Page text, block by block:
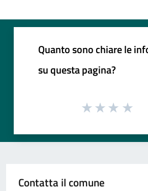
Quanto sono chiare le
su questa pagina?
Contatta il comune